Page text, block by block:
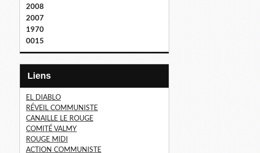
2008
2007
1970
0015
Liens
EL DIABLO
RÉVEIL COMMUNISTE
CANAILLE LE ROUGE
COMITÉ VALMY
ROUGE MIDI
ACTION COMMUNISTE